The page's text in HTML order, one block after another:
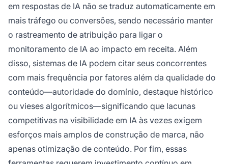
em respostas de IA não se traduz automaticamente em
mais tráfego ou conversões, sendo necessário manter
o rastreamento de atribuição para ligar o
monitoramento de IA ao impacto em receita. Além
disso, sistemas de IA podem citar seus concorrentes
com mais frequência por fatores além da qualidade do
conteúdo—autoridade do domínio, destaque histórico
ou vieses algorítmicos—significando que lacunas
competitivas na visibilidade em IA às vezes exigem
esforços mais amplos de construção de marca, não
apenas otimização de conteúdo. Por fim, essas